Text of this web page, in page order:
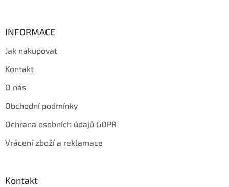
INFORMACE
Jak nakupovat
Kontakt
O nás
Obchodní podmínky
Ochrana osobních údajů GDPR
Vrácení zboží a reklamace
Kontakt